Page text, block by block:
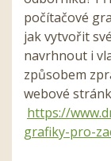
počítačové
jak vytvořit
navrhnout i
způsobem
webové
https://
grafiky-pro-